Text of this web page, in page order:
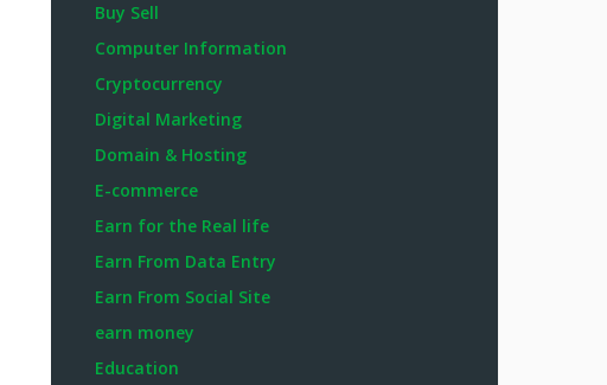
Buy Sell
Computer Information
Cryptocurrency
Digital Marketing
Domain & Hosting
E-commerce
Earn for the Real life
Earn From Data Entry
Earn From Social Site
earn money
Education